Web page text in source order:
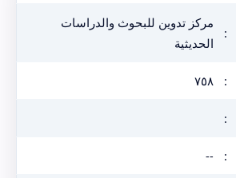
:
مركز تدوين للبحوث والدراسات
الحديثية
: ٧٥٨
:
:
--